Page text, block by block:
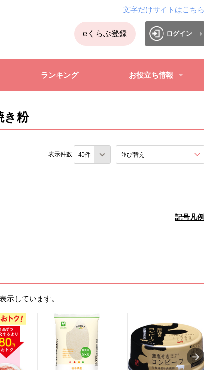
文字だけサイトはこちら
eくらぶ登録 ログイン
ランキング お役立ち情報
き粉
表示件数 並び替え
記号凡例
示しています。